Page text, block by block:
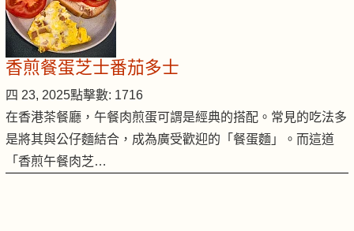
香煎餐蛋芝士番茄多士
四 23, 2025點擊數: 1716
在香港茶餐廳，午餐肉煎蛋可謂是經典的搭配。常見的吃法多
是將其與公仔麵結合，成為廣受歡迎的「餐蛋麵」。而這道
「香煎午餐肉芝…